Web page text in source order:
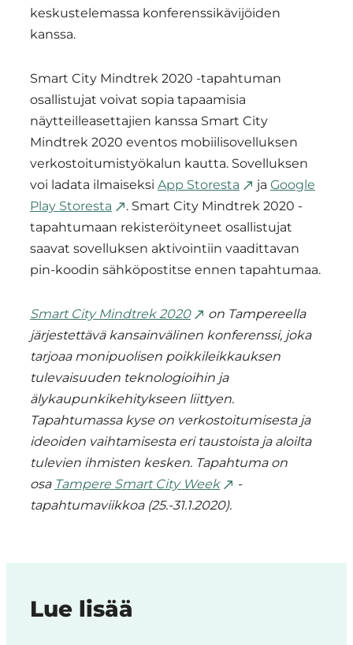
keskustelemassa konferenssikävijöiden
kanssa.
Smart City Mindtrek 2020 -tapahtuman
osallistujat voivat sopia tapaamisia
näytteilleasettajien kanssa Smart City
Mindtrek 2020 eventos mobiilisovelluksen
verkostoitumistyökalun kautta. Sovelluksen
voi ladata ilmaiseksi App Storesta ja Google
Play Storesta
. Smart City Mindtrek 2020 -
tapahtumaan rekisteröityneet osallistujat
saavat sovelluksen aktivointiin vaadittavan
pin-koodin sähköpostitse ennen tapahtumaa.
Smart City Mindtrek 2020
on Tampereella
järjestettävä kansainvälinen konferenssi, joka
tarjoaa monipuolisen poikkileikkauksen
tulevaisuuden teknologioihin ja
älykaupunkikehitykseen liittyen.
Tapahtumassa kyse on verkostoitumisesta ja
ideoiden vaihtamisesta eri taustoista ja aloilta
tulevien ihmisten kesken. Tapahtuma on
osa Tampere Smart City Week
-
tapahtumaviikkoa (25.-31.1.2020).
Lue lisää